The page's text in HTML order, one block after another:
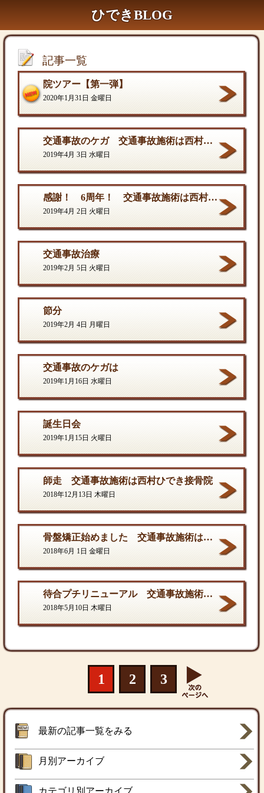
ひできBLOG
記事一覧
院ツアー【第一弾】
2020年1月31日 金曜日
交通事故のケガ 交通事故施術は西村ひでき接骨院
2019年4月 3日 水曜日
感謝！ 6周年！ 交通事故施術は西村ひでき接骨院
2019年4月 2日 火曜日
交通事故治療
2019年2月 5日 火曜日
節分
2019年2月 4日 月曜日
交通事故のケガは
2019年1月16日 水曜日
誕生日会
2019年1月15日 火曜日
師走 交通事故施術は西村ひでき接骨院
2018年12月13日 木曜日
骨盤矯正始めました 交通事故施術は西村ひでき接骨院
2018年6月 1日 金曜日
待合プチリニューアル 交通事故施術は西村ひでき接骨院
2018年5月10日 木曜日
1 2 3
最新の記事一覧をみる
月別アーカイブ
カテゴリ別アーカイブ